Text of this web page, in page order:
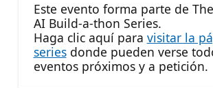
Este evento forma parte de
AI Build-a-thon Series.
Haga clic aquí para visitar la
seriesdonde pueden verse
eventos próximos y a petición.